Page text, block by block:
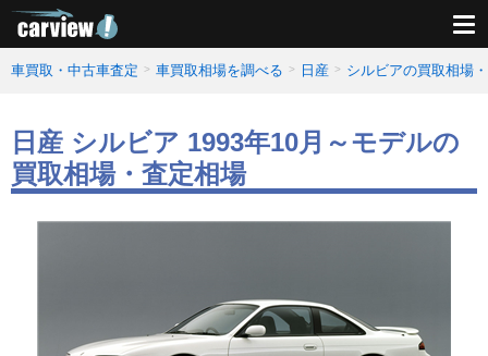
車買取・中古車査定 車買取相場を調べる 日産 シルビアの買取相場
日産 シルビア 1993年10月～モデルの
買取相場・査定相場